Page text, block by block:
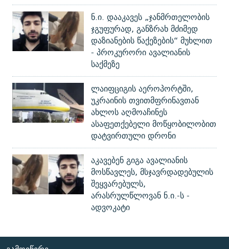
ნ.ი. დააკავეს „ჯანმრთელობის
ჯგუფურად, განზრახ მძიმედ
დაზიანების წაქეზების“ მუხლით
- პროკურორი ავალიანის
საქმეზე
ლაიფციგის აეროპორტში,
უკრაინის თვითმფრინავთან
ახლოს აღმოაჩინეს
ასაფეთქებელი მოწყობილობით
დატვირთული დრონი
აკავებენ გიგა ავალიანის
მოსწავლეს, მსჯავრდადებულის
შეყვარებულს,
არასრულწლოვან ნ.ი.-ს -
ადვოკატი